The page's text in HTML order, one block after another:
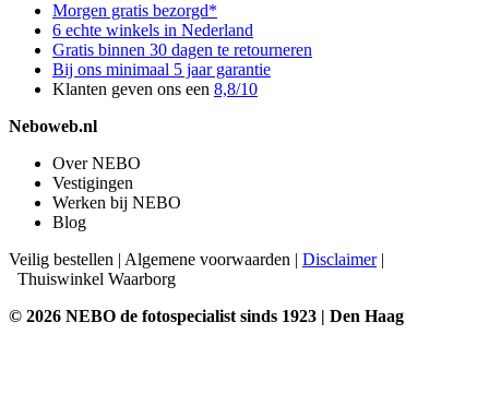
Morgen gratis bezorgd*
6 echte winkels in Nederland
Gratis binnen 30 dagen te retourneren
Bij ons minimaal 5 jaar garantie
Klanten geven ons een 8,8/10
Neboweb.nl
Over NEBO
Vestigingen
Werken bij NEBO
Blog
Veilig bestellen | Algemene voorwaarden | Disclaimer|
Thuiswinkel Waarborg
© 2026 NEBO de fotospecialist sinds 1923 | Den Haag